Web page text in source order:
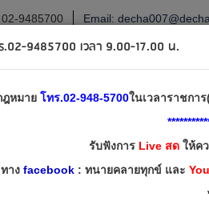
9485700 Email:
9485700 เวลา 9.00-17.00 น.
ฎหมาย โทร.02-948-5700ในเวลาราชกา
รับฟังการLive สดให้คว
ทาง facebook: ทนายคลายทุกข์ และ You